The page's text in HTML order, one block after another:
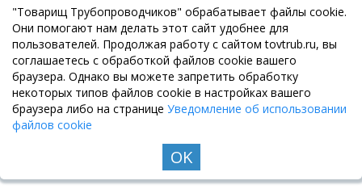
ООО "Товарищ Трубопроводчиков"
Москва, Рязанский проспект 8, с. 2
+7 (495) 065-46-75
zakaz@tovtrub.ru
09:00-17:00 ПН-ПТ
Склад: Москва, Рязанский проспект 8, с. 2
© Все права защищены. Информация сайта защищена законом об авторских правах, 2020-
"Товарищ Трубопроводчиков" обрабатывает файлы cookie.
Они помогают нам делать этот сайт удобнее для
пользователей. Продолжая работу с сайтом tovtrub.ru, вы
соглашаетесь с обработкой файлов cookie вашего
браузера. Однако вы можете запретить обработку
некоторых типов файлов cookie в настройках вашего
браузера либо на странице Уведомление об использовании
файлов cookie
OK